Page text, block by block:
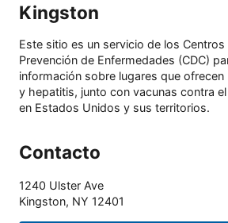
Kingston
Este sitio es un servicio de los
Prevención de Enfermedades (CDC)
información sobre lugares que ofrecen
y hepatitis, junto con vacunas contra
en Estados Unidos y sus territorios.
Contacto
1240 Ulster Ave
Kingston, NY 12401